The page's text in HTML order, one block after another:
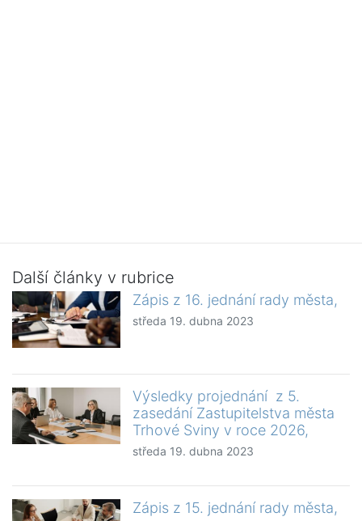
Další články v rubrice
Zápis z 16. jednání rady města,
středa 19. dubna 2023
Výsledky projednání z 5.
zasedání Zastupitelstva města
Trhové Sviny v roce 2026,
středa 19. dubna 2023
Zápis z 15. jednání rady města,